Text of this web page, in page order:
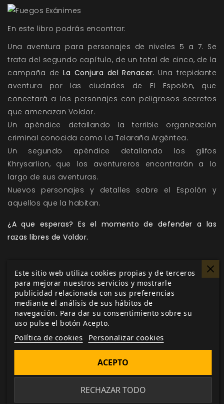
En este libro podrás encontrar:
Una aventura para personajes de niveles 5 a 7. Se
trata del segundo capítulo, de un total de cinco, de la
campaña de La Conjura del Renacer. Una trepidante
aventura por las ciudades de El Espolón, que
conectará a los personajes con peligrosos secretos
que amenazan Voldor.
Un apéndice detallando la terrible organización
criminal conocida como La Telaraña Argéntea.
Un segundo apéndice detallando los glifos
Khrysarlion, que los aventureros encontrarán a lo
largo de sus aventuras.
Nuevos personajes y detalles sobre el Espolón y
aquellos que la habitan.
¿A que esperas? Es el momento de defender a las
razas libres de Voldor.
Me gusta esto
Etiquetas: Locura en las Profundidades
del Dragón aventuras suplemento Fantasía
juego organizado
Sixto SRD Dragones Mazmorras Dungeons Locura
de las Profundidades Rol
Este sitio web utiliza cookies propias y de terceros
para mejorar nuestros servicios y mostrarle
publicidad relacionada con sus preferencias
mediante el análisis de sus hábitos de
navegación. Para dar su consentimiento sobre su
uso pulse el botón Acepto.
Política de cookies Personalizar cookies
RECHAZAR TODO
ACEPTO